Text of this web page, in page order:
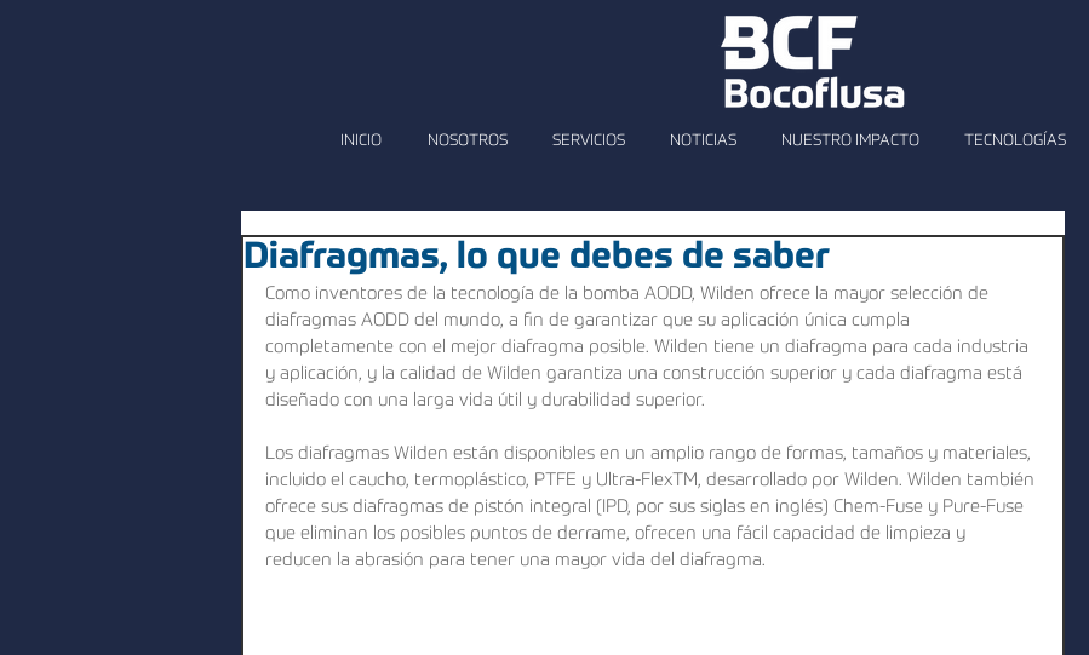
INICIO NOSOTROS SERVICIOS NOTICIAS NUESTRO IMPACTO TECNOLOGÍAS
Diafragmas, lo que debes de saber
Como inventores de la tecnología de la bomba AODD, Wilden ofrece la mayor selección de
diafragmas AODD del mundo, a fin de garantizar que su aplicación única cumpla
completamente con el mejor diafragma posible. Wilden tiene un diafragma para cada industria
y aplicación, y la calidad de Wilden garantiza una construcción superior y cada diafragma está
diseñado con una larga vida útil y durabilidad superior.
Los diafragmas Wilden están disponibles en un amplio rango de formas, tamaños y materiales,
incluido el caucho, termoplástico, PTFE y Ultra-FlexTM, desarrollado por Wilden. Wilden también
ofrece sus diafragmas de pistón integral (IPD, por sus siglas en inglés) Chem-Fuse y Pure-Fuse
que eliminan los posibles puntos de derrame, ofrecen una fácil capacidad de limpieza y
reducen la abrasión para tener una mayor vida del diafragma.